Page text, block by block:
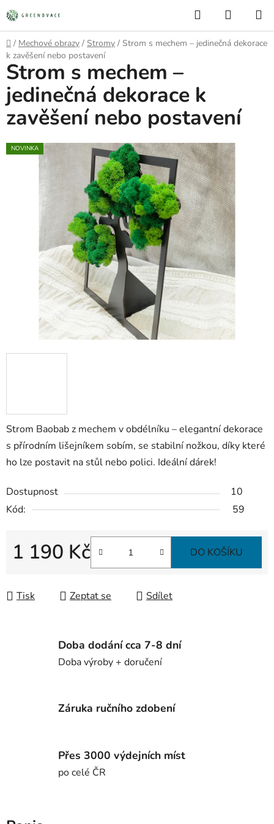
Přejít
na
obsah
Hledat
KOŠÍK
Domů
/ Mechové obrazy / Stromy / Strom s mechem – jedinečná dekorace
k zavěšení nebo postavení
Strom Baobab z mechem v obdélníku – elegantní dekorace
s přírodním lišejníkem sobím, se stabilní nožkou, díky které
ho lze postavit na stůl nebo polici. Ideální dárek!
Dostupnost
10
Kód:
59
1 190 Kč DO KOŠÍKU
Tisk Zeptat se Sdílet
Strom s mechem –
jedinečná dekorace k
zavěšení nebo postavení
NOVINKA
Doba dodání cca 7-8 dní
Doba výroby + doručení
Záruka ručního zdobení
Přes 3000 výdejních míst
po celé ČR